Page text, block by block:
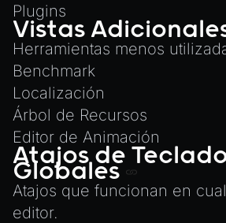
Plugins
Vistas
Herramientas menos
Benchmark
Localización
Árbol de Recursos
Editor de Animación
Atajos de
Globales
Atajos que funcionan en
editor.
AttributeAccessor
AudioClip
Environment
Material
MaterialManager
Mesh
MeshAttributeAccessor
MeshManager